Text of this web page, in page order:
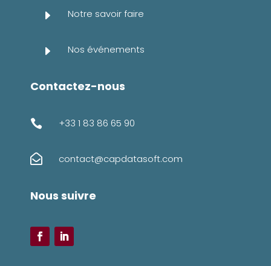
E Notre savoir faire
E Nos événements
Contactez-nous
 +33 1 83 86 65 90
 contact@capdatasoft.com
Nous suivre